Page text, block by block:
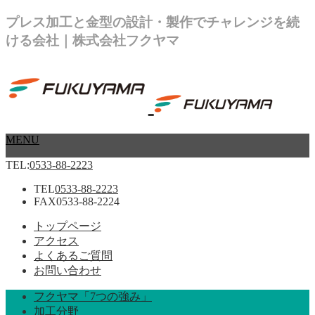
プレス加工と金型の設計・製作でチャレンジを続
ける会社｜株式会社フクヤマ
MENU
TEL:0533-88-2223
TEL0533-88-2223
FAX0533-88-2224
トップページ
アクセス
よくあるご質問
お問い合わせ
フクヤマ「7つの強み」
加工分野